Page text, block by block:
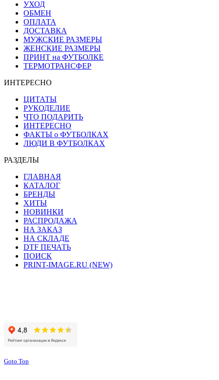
УХОД
ОБМЕН
ОПЛАТА
ДОСТАВКА
МУЖСКИЕ РАЗМЕРЫ
ЖЕНСКИЕ РАЗМЕРЫ
ПРИНТ на ФУТБОЛКЕ
ТЕРМОТРАНСФЕР
ИНТЕРЕСНО
ЦИТАТЫ
РУКОДЕЛИЕ
ЧТО ПОДАРИТЬ
ИНТЕРЕСНО
ФАКТЫ о ФУТБОЛКАХ
ЛЮДИ В ФУТБОЛКАХ
РАЗДЕЛЫ
ГЛАВНАЯ
КАТАЛОГ
БРЕНДЫ
ХИТЫ
НОВИНКИ
РАСПРОДАЖА
НА ЗАКАЗ
НА СКЛАДЕ
DTF ПЕЧАТЬ
ПОИСК
PRINT-IMAGE.RU (NEW)
Goto Top